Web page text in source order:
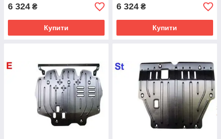
6 324 ₴
Купити
6 324 ₴
Купити